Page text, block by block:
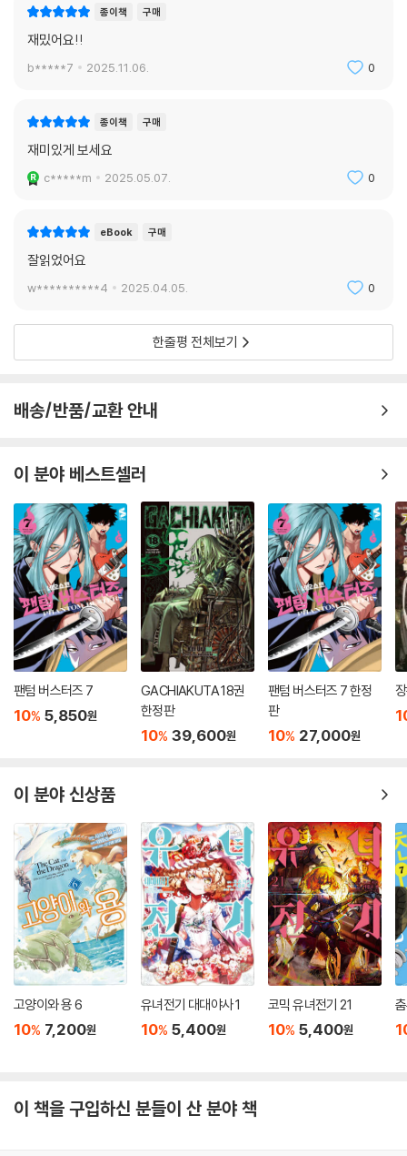
종이책 구매
재밌어요!!
b*****7 2025.11.06. 0
종이책 구매
재미있게 보세요
c*****m 2025.05.07. 0
eBook 구매
잘읽었어요
w**********4 2025.04.05. 0
한줄평 전체보기
배송/반품/교환 안내
이 분야 베스트셀러
팬텀 버스터즈 7
10% 5,850원
GACHIAKUTA 18권
한정판
10% 39,600원
팬텀 버스터즈 7 한정
판
10% 27,000원
이 분야 신상품
고양이와 용 6
10% 7,200원
유녀전기 대대야사 1
10% 5,400원
코믹 유녀전기 21
10% 5,400원
이 책을 구입하신 분들이 산 분야 책